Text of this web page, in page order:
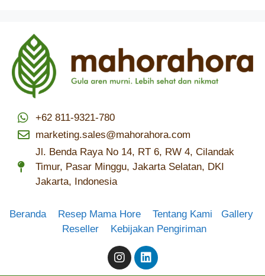
+62 811-9321-780
marketing.sales@mahorahora.com
Jl. Benda Raya No 14, RT 6, RW 4, Cilandak
Timur, Pasar Minggu, Jakarta Selatan, DKI
Jakarta, Indonesia
Beranda Resep Mama Hore Tentang Kami
Gallery
Reseller
Kebijakan Pengiriman